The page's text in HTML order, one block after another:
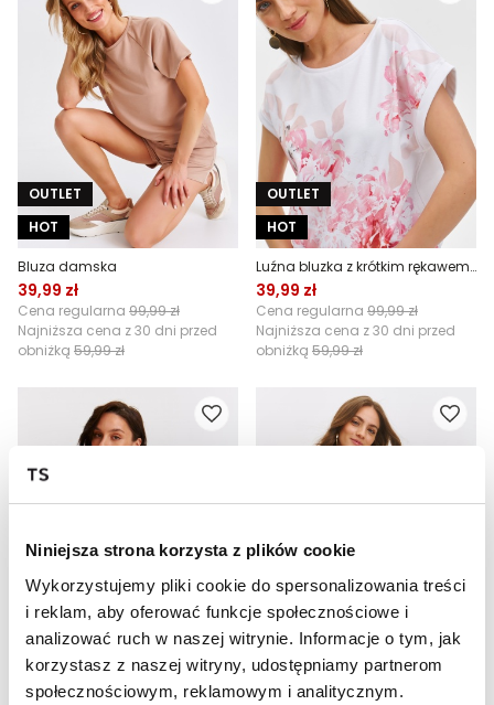
Niniejsza strona korzysta z plików cookie
Wykorzystujemy pliki cookie do spersonalizowania treści
i reklam, aby oferować funkcje społecznościowe i
analizować ruch w naszej witrynie. Informacje o tym, jak
korzystasz z naszej witryny, udostępniamy partnerom
społecznościowym, reklamowym i analitycznym.
OUTLET
HOT
Bluza damska
39,99 zł
Cena regularna 99,99 zł
Najniższa cena z 30 dni przed
obniżką 59,99 zł
OUTLET
HOT
Luźna bluzka z krótkim rękawem w kwiatowy nadruk
39,99 zł
Cena regularna 99,99 zł
Najniższa cena z 30 dni przed
obniżką 59,99 zł
OUTLET
Luźna bluza ze ściągnięciem
OUTLET
HOT
Bluza z rękawem 3/4